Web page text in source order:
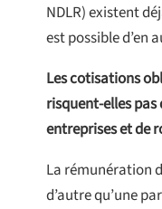
NDLR) existent
est possible d’en
Les cotisations
risquent-elles pas
entreprises et de
La rémunération
d’autre qu’une